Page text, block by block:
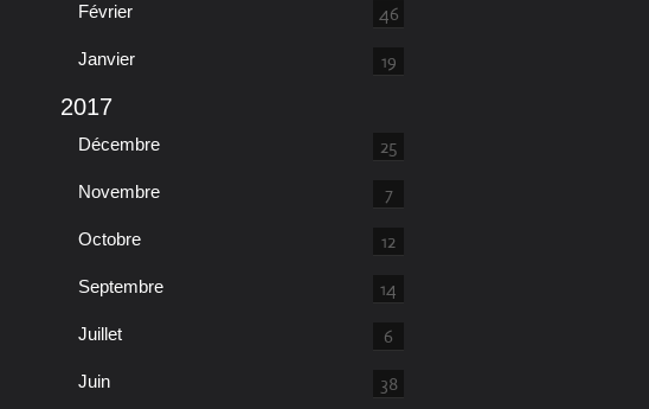
Février 46
Janvier 19
2017
Décembre 25
Novembre 7
Octobre 12
Septembre 14
Juillet 6
Juin 38